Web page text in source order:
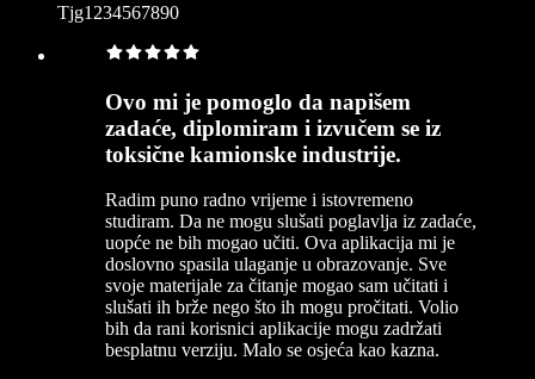
Tjg1234567890
Ovo mi je pomoglo da napišem
zadaće, diplomiram i izvučem se iz
toksične kamionske industrije.
Radim puno radno vrijeme i istovremeno
studiram. Da ne mogu slušati poglavlja iz zadaće,
uopće ne bih mogao učiti. Ova aplikacija mi je
doslovno spasila ulaganje u obrazovanje. Sve
svoje materijale za čitanje mogao sam učitati i
slušati ih brže nego što ih mogu pročitati. Volio
bih da rani korisnici aplikacije mogu zadržati
besplatnu verziju. Malo se osjeća kao kazna.